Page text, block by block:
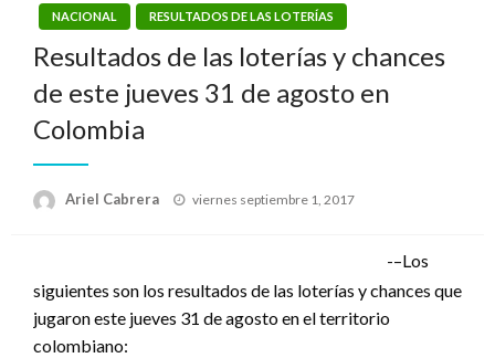
NACIONAL RESULTADOS DE LAS LOTERÍAS
Resultados de las loterías y chances
de este jueves 31 de agosto en
Colombia
Ariel Cabrera
Publicado
viernes septiembre 1, 2017
-–Los
siguientes son los resultados de las loterías y chances que
jugaron este jueves 31 de agosto en el territorio
colombiano: